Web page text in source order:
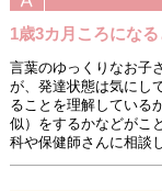
1歳3カ月ころにな
言葉のゆっくりなお子
が、発達状態は気にし
ることを理解している
似）をするかなどがこ
科や保健師さんに相談